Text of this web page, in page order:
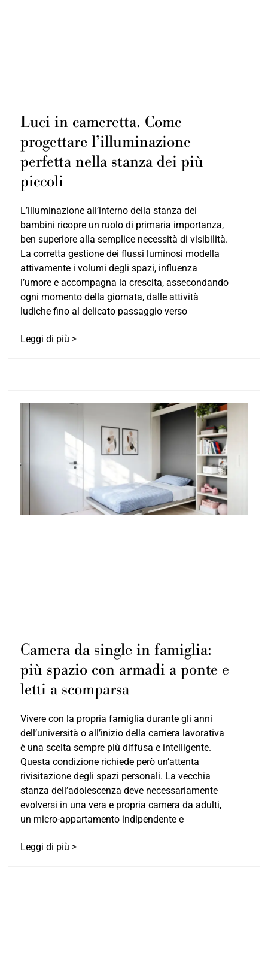
Luci in cameretta. Come
progettare l’illuminazione
perfetta nella stanza dei più
piccoli
L’illuminazione all’interno della stanza dei
bambini ricopre un ruolo di primaria importanza,
ben superiore alla semplice necessità di visibilità.
La corretta gestione dei flussi luminosi modella
attivamente i volumi degli spazi, influenza
l’umore e accompagna la crescita, assecondando
ogni momento della giornata, dalle attività
ludiche fino al delicato passaggio verso
Leggi di più >
Camera da single in famiglia:
più spazio con armadi a ponte e
letti a scomparsa
Vivere con la propria famiglia durante gli anni
dell’università o all’inizio della carriera lavorativa
è una scelta sempre più diffusa e intelligente.
Questa condizione richiede però un’attenta
rivisitazione degli spazi personali. La vecchia
stanza dell’adolescenza deve necessariamente
evolversi in una vera e propria camera da adulti,
un micro-appartamento indipendente e
Leggi di più >